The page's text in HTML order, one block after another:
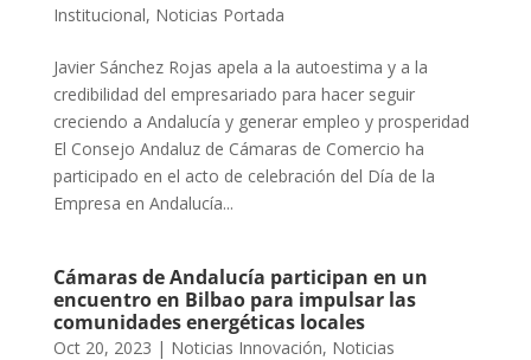
Institucional, Noticias Portada
Javier Sánchez Rojas apela a la autoestima y a la
credibilidad del empresariado para hacer seguir
creciendo a Andalucía y generar empleo y prosperidad
El Consejo Andaluz de Cámaras de Comercio ha
participado en el acto de celebración del Día de la
Empresa en Andalucía...
Cámaras de Andalucía participan en un
encuentro en Bilbao para impulsar las
comunidades energéticas locales
Oct 20, 2023 | Noticias Innovación, Noticias